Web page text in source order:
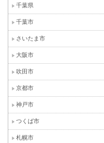
千葉県
千葉市
さいたま市
大阪市
吹田市
京都市
神戸市
つくば市
札幌市